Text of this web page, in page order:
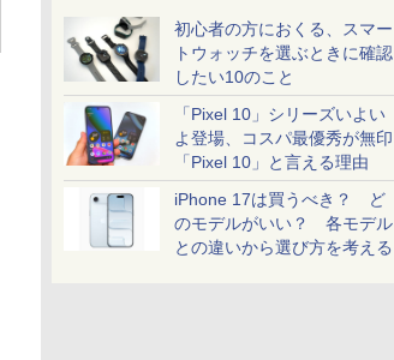
初心者の方におくる、スマー
トウォッチを選ぶときに確認
したい10のこと
「Pixel 10」シリーズいよい
よ登場、コスパ最優秀が無印
「Pixel 10」と言える理由
iPhone 17は買うべき？ ど
のモデルがいい？ 各モデル
との違いから選び方を考える